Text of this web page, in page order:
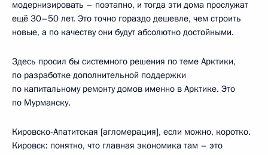
модернизировать – поэтапно, и тогда эти дома прослужат
ещё 30–50 лет. Это точно гораздо дешевле, чем строить
новые, а по качеству они будут абсолютно достойными.
Здесь просил бы системного решения по теме Арктики,
по разработке дополнительной поддержки
по капитальному ремонту домов именно в Арктике. Это
по Мурманску.
Кировско-Апатитская [агломерация], если можно, коротко.
Кировск: понятно, что главная экономика там – это